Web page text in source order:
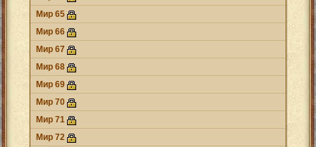
Мир 65
Мир 66
Мир 67
Мир 68
Мир 69
Мир 70
Мир 71
Мир 72